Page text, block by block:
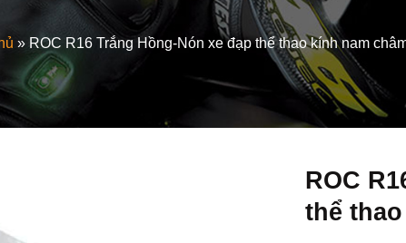
» ROC R16 Trắng Hồng-Nón xe đạp thể thao kính nam
ROC
thể